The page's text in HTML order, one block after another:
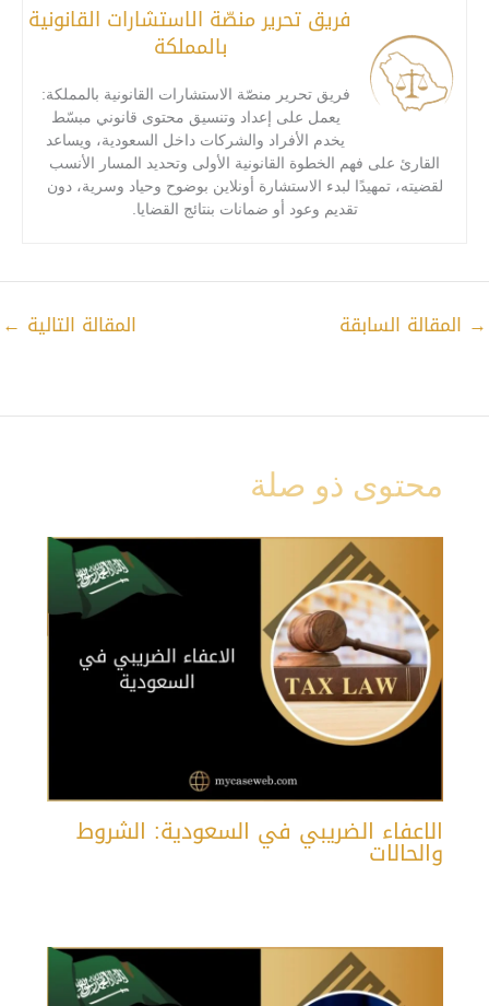
فريق تحرير منصّة الاستشارات القانونية
بالمملكة
فريق تحرير منصّة الاستشارات القانونية بالمملكة:
يعمل على إعداد وتنسيق محتوى قانوني مبسّط
يخدم الأفراد والشركات داخل السعودية، ويساعد
القارئ على فهم الخطوة القانونية الأولى وتحديد المسار الأنسب
لقضيته، تمهيدًا لبدء الاستشارة أونلاين بوضوح وحياد وسرية، دون
تقديم وعود أو ضمانات بنتائج القضايا.
→ المقالة السابقة المقالة التالية ←
محتوى ذو صلة
الاعفاء الضريبي في السعودية: الشروط
والحالات